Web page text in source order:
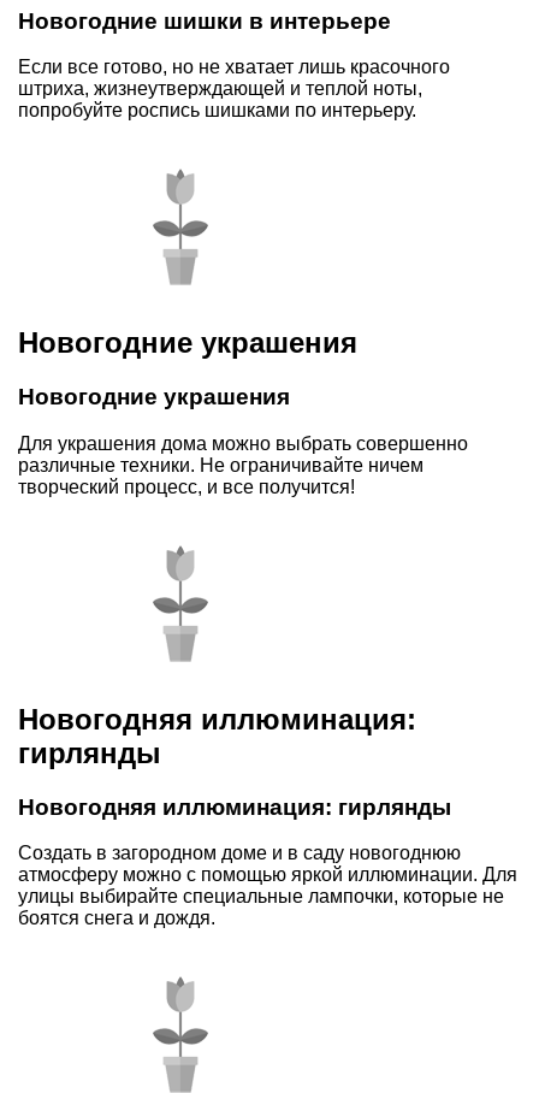
Новогодние шишки в интерьере
Если все готово, но не хватает лишь красочного
штриха, жизнеутверждающей и теплой ноты,
попробуйте роспись шишками по интерьеру.
Новогодние украшения
Новогодние украшения
Для украшения дома можно выбрать совершенно
различные техники. Не ограничивайте ничем
творческий процесс, и все получится!
Новогодняя иллюминация:
гирлянды
Новогодняя иллюминация: гирлянды
Создать в загородном доме и в саду новогоднюю
атмосферу можно с помощью яркой иллюминации. Для
улицы выбирайте специальные лампочки, которые не
боятся снега и дождя.